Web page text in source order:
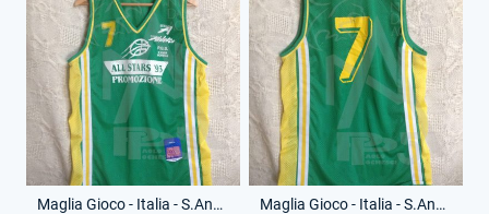
Maglia Gioco - Italia - S.Anna Morena - Anno 2009-10 - 7 - (Fronte) Maglia Gioco - Italia - S.Anna Morena - Anno 2009-10 - 7 - (Retro)